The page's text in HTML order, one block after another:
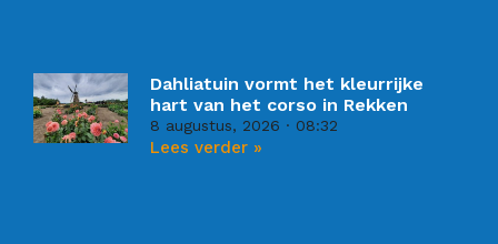
Dahliatuin vormt het kleurrijke
hart van het corso in Rekken
8 augustus, 2026 08:32
Lees verder »